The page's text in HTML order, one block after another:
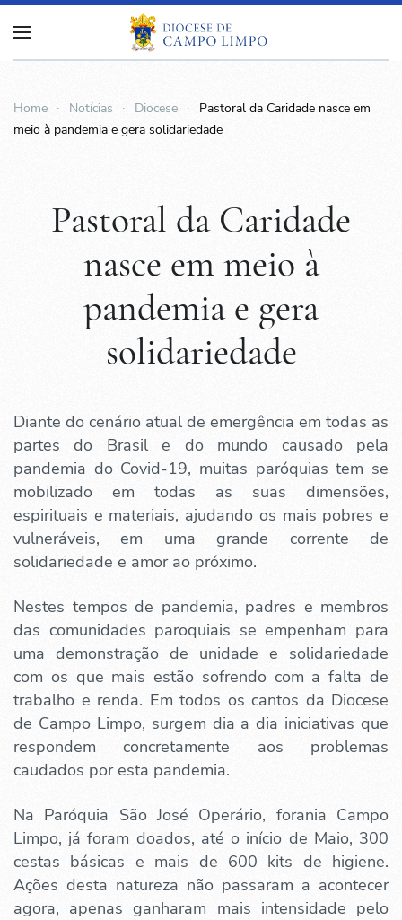
Home Notícias Diocese
Pastoral da Caridade nasce em
meio à pandemia e gera solidariedade
Pastoral da Caridade
nasce em meio à
pandemia e gera
solidariedade
Diante do cenário atual de emergência em todas as
partes do Brasil e do mundo causado pela
pandemia do Covid-19, muitas paróquias tem se
mobilizado em todas as suas dimensões,
espirituais e materiais, ajudando os mais pobres e
vulneráveis, em uma grande corrente de
solidariedade e amor ao próximo.
Nestes tempos de pandemia, padres e membros
das comunidades paroquiais se empenham para
uma demonstração de unidade e solidariedade
com os que mais estão sofrendo com a falta de
trabalho e renda. Em todos os cantos da Diocese
de Campo Limpo, surgem dia a dia iniciativas que
respondem concretamente aos problemas
caudados por esta pandemia.
Na Paróquia São José Operário, forania Campo
Limpo, já foram doados, até o início de Maio, 300
cestas básicas e mais de 600 kits de higiene.
Ações desta natureza não passaram a acontecer
agora, apenas ganharam mais intensidade pelo